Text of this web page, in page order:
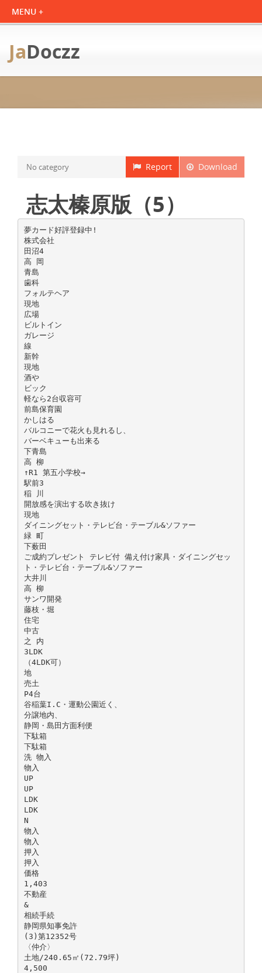
JaDoczz
Download
Report
No category
志太榛原版（5）
夢カード好評登録中!
株式会社
田沼4
高 岡
青島
歯科
フォルテヘア
現地
広場
ビルトイン
ガレージ
線
新幹
現地
酒や
ビック
軽なら2台収容可
前島保育園
かしはる
バルコニーで花火も見れるし、
バーベキューも出来る
下青島
高 柳
↑R1 第五小学校→
駅前3
稲 川
開放感を演出する吹き抜け
現地
ダイニングセット・テレビ台・テーブル&ソファー
緑 町
下薮田
ご成約プレゼント テレビ付 備え付け家具・ダイニングセッ
ト・テレビ台・テーブル&ソファー
大井川
高 柳
サンワ開発
藤枝・堀
住宅
中古
之 内
3LDK
（4LDK可）
地
売土
P4台
谷稲葉I.C・運動公園近く、
分譲地内、
静岡・島田方面利便
下駄箱
下駄箱
洗 物入
物入
UP
UP
LDK
LDK
N
物入
物入
押入
押入
価格
1,403
不動産
&
相続手続
静岡県知事免許
(3)第12352号
〈仲介〉
土地/240.65㎡(72.79坪)
4,500